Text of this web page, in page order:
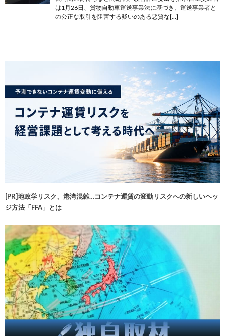
は1月26日、貨物自動車運送事業法に基づき、運送事業者と
の公正な取引を阻害する疑いのある悪質な[…]
[PR]地政学リスク、港湾混雑…コンテナ運賃の変動リスクへの新しいヘッ
ジ方法「FFA」とは